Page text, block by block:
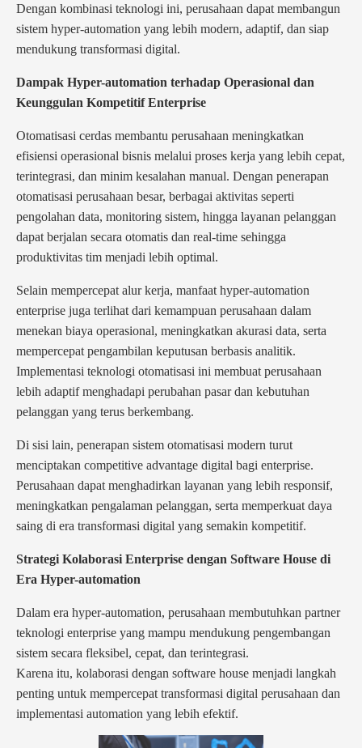
Dengan kombinasi teknologi ini, perusahaan dapat membangun
sistem hyper-automation yang lebih modern, adaptif, dan siap
mendukung transformasi digital.
Dampak Hyper-automation terhadap Operasional dan
Keunggulan Kompetitif Enterprise
Otomatisasi cerdas membantu perusahaan meningkatkan
efisiensi operasional bisnis melalui proses kerja yang lebih cepat,
terintegrasi, dan minim kesalahan manual. Dengan penerapan
otomatisasi perusahaan besar, berbagai aktivitas seperti
pengolahan data, monitoring sistem, hingga layanan pelanggan
dapat berjalan secara otomatis dan real-time sehingga
produktivitas tim menjadi lebih optimal.
Selain mempercepat alur kerja, manfaat hyper-automation
enterprise juga terlihat dari kemampuan perusahaan dalam
menekan biaya operasional, meningkatkan akurasi data, serta
mempercepat pengambilan keputusan berbasis analitik.
Implementasi teknologi otomatisasi ini membuat perusahaan
lebih adaptif menghadapi perubahan pasar dan kebutuhan
pelanggan yang terus berkembang.
Di sisi lain, penerapan sistem otomatisasi modern turut
menciptakan competitive advantage digital bagi enterprise.
Perusahaan dapat menghadirkan layanan yang lebih responsif,
meningkatkan pengalaman pelanggan, serta memperkuat daya
saing di era transformasi digital yang semakin kompetitif.
Strategi Kolaborasi Enterprise dengan Software House di
Era Hyper-automation
Dalam era hyper-automation, perusahaan membutuhkan partner
teknologi enterprise yang mampu mendukung pengembangan
sistem secara fleksibel, cepat, dan terintegrasi.
Karena itu, kolaborasi dengan software house menjadi langkah
penting untuk mempercepat transformasi digital perusahaan dan
implementasi automation yang lebih efektif.